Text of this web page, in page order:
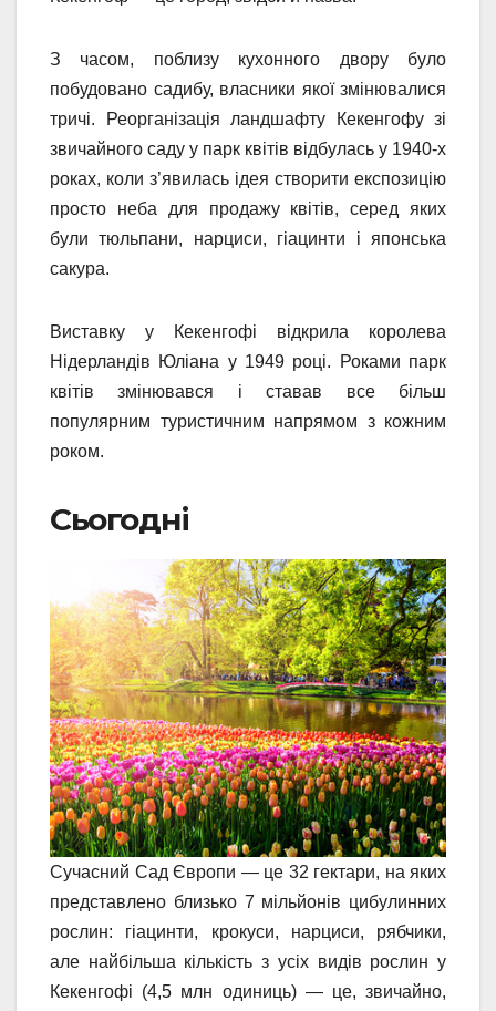
З часом, поблизу кухонного двору було
побудовано садибу, власники якої змінювалися
тричі. Реорганізація ландшафту Кекенгофу зі
звичайного саду у парк квітів відбулась у 1940-х
роках, коли з’явилась ідея створити експозицію
просто неба для продажу квітів, серед яких
були тюльпани, нарциси, гіацинти і японська
сакура.
Виставку у Кекенгофі відкрила королева
Нідерландів Юліана у 1949 році. Роками парк
квітів змінювався і ставав все більш
популярним туристичним напрямом з кожним
роком.
Сьогодні
Сучасний Сад Європи — це 32 гектари, на яких
представлено близько 7 мільйонів цибулинних
рослин: гіацинти, крокуси, нарциси, рябчики,
але найбільша кількість з усіх видів рослин у
Кекенгофі (4,5 млн одиниць) — це, звичайно,